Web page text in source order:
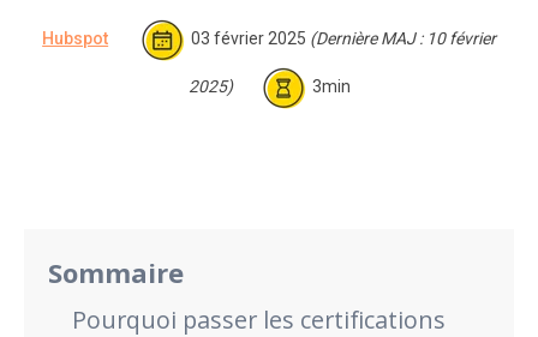
Hubspot 03 février 2025 (Dernière MAJ : 10 février
2025) 3min
Sommaire
Pourquoi passer les certifications